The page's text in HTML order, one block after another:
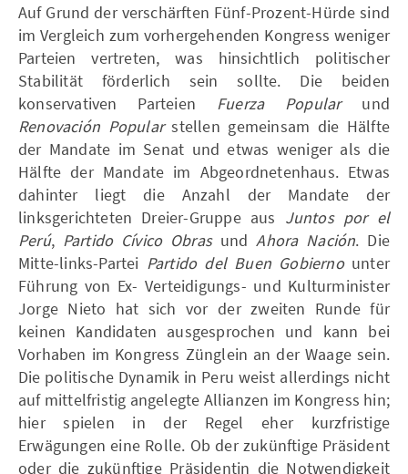
Auf Grund der verschärften Fünf-Prozent-Hürde sind
im Vergleich zum vorhergehenden Kongress weniger
Parteien vertreten, was hinsichtlich politischer
Stabilität förderlich sein sollte. Die beiden
konservativen Parteien Fuerza Popularund
Renovación Popularstellen gemeinsam die Hälfte
der Mandate im Senat und etwas weniger als die
Hälfte der Mandate im Abgeordnetenhaus. Etwas
dahinter liegt die Anzahl der Mandate der
linksgerichteten Dreier-Gruppe aus Juntos por el
Perú, Partido Cívico ObrasundAhora Nación. Die
Mitte-links-Partei Partido del Buen Gobiernounter
Führung von Ex- Verteidigungs- und Kulturminister
Jorge Nieto hat sich vor der zweiten Runde für
keinen Kandidaten ausgesprochen und kann bei
Vorhaben im Kongress Zünglein an der Waage sein.
Die politische Dynamik in Peru weist allerdings nicht
auf mittelfristig angelegte Allianzen im Kongress hin;
hier spielen in der Regel eher kurzfristige
Erwägungen eine Rolle. Ob der zukünftige Präsident
oder die zukünftige Präsidentin die Notwendigkeit